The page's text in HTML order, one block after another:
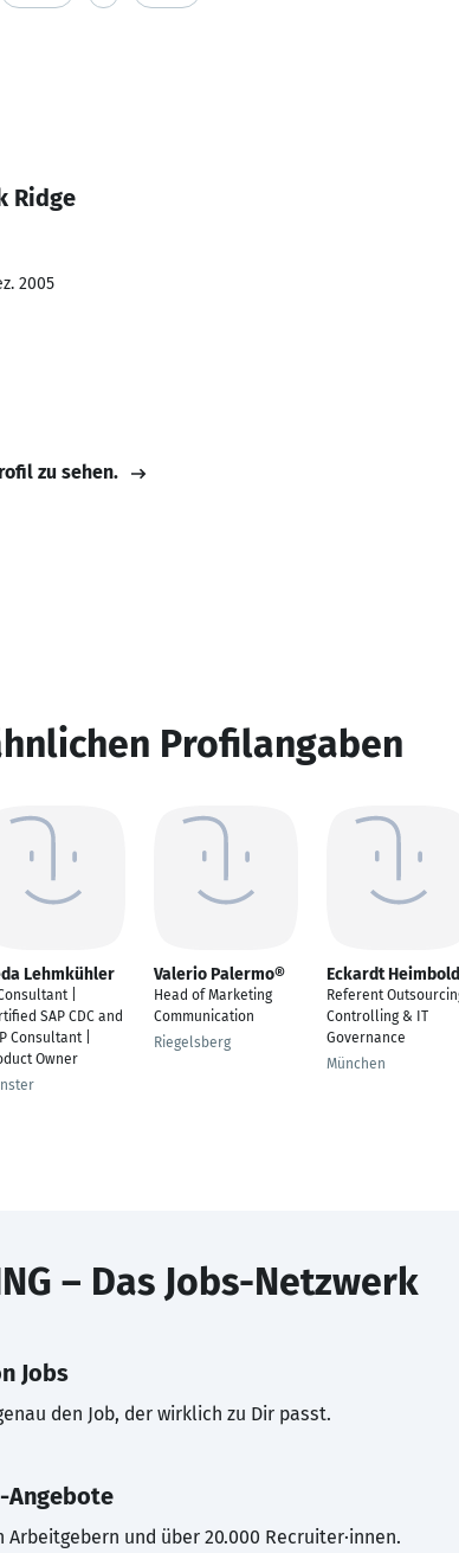
Ridge
2005
zu sehen.
Profilangaben
Lehmkühler
|
SAP CDC and
Consultant |
Owner
Valerio Palermo®
Head of Marketing
Communication
Riegelsberg
Eckardt Heimbold
Referent
Controlling & IT
Governance
München
– Das Jobs-Netzwerk
Jobs
den Job, der wirklich zu Dir passt.
Angebote
Arbeitgebern und über 20.000 Recruiter·innen.